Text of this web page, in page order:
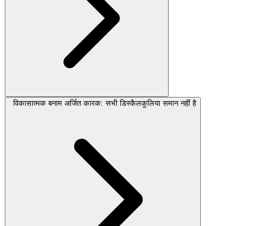
विकासात्मक बनाम अर्जित कारक: सभी डिस्कैलकुलिया समान नहीं है